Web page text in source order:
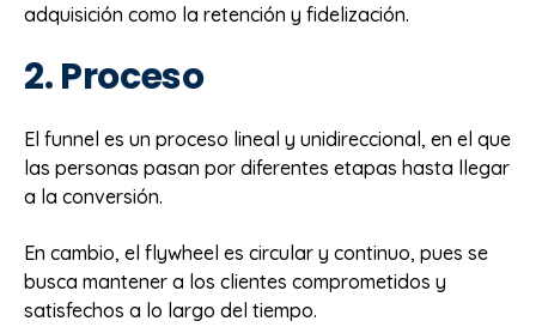
adquisición como la retención y fidelización.
2. Proceso
El funnel es un proceso lineal y unidireccional, en el que
las personas pasan por diferentes etapas hasta llegar
a la conversión.
En cambio, el flywheel es circular y continuo, pues se
busca mantener a los clientes comprometidos y
satisfechos a lo largo del tiempo.